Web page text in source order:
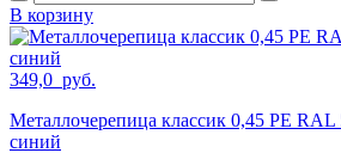
В корзину
349,0 руб.
Металлочерепица классик 0,45 PE
синий